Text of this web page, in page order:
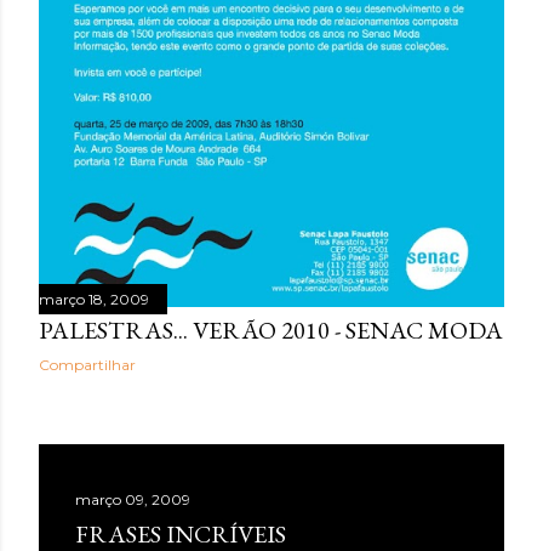
março 18, 2009
PALESTRAS... VERÃO 2010 - SENAC MODA
Compartilhar
março 09, 2009
FRASES INCRÍVEIS